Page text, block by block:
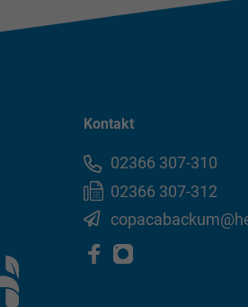
Kontakt
02366 307-310
02366 307-312